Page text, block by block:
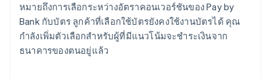
หมายถึงการเลือกระหว่างอัตราคอนเวอร์ชันของ Pay by
Bank กับบัตร ลูกค้าที่เลือกใช้บัตรยังคงใช้งานบัตรได้ คุณ
กำลังเพิ่มตัวเลือกสำหรับผู้ที่มีแนวโน้มจะชำระเงินจาก
ธนาคารของตนอยู่แล้ว